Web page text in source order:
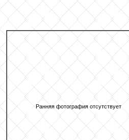
Ранняя фотография отсутствует